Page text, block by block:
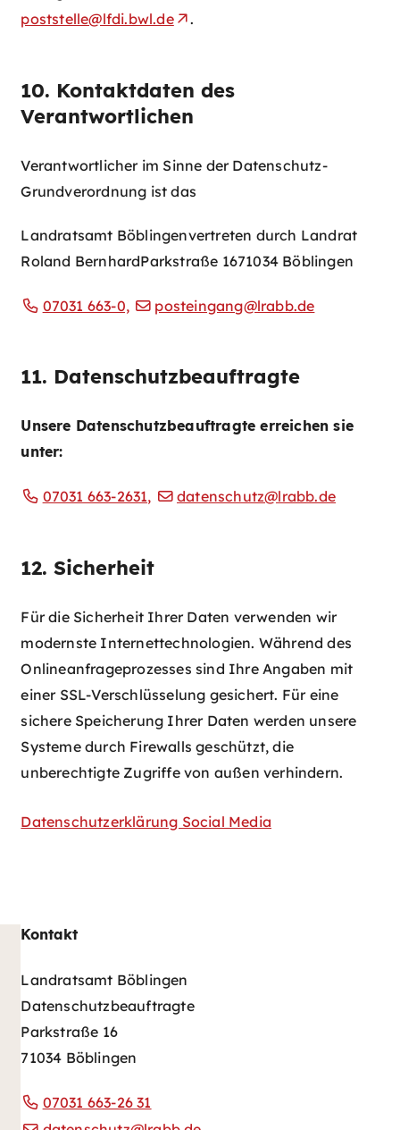
poststelle@lfdi.bwl.de
.
10. Kontaktdaten des
Verantwortlichen
Verantwortlicher im Sinne der Datenschutz-
Grundverordnung ist das
Landratsamt Böblingenvertreten durch Landrat
Roland BernhardParkstraße 1671034 Böblingen
07031 663-0, posteingang@lrabb.de
11. Datenschutzbeauftragte
Unsere Datenschutzbeauftragte erreichen sie
unter:
07031 663-2631, datenschutz@lrabb.de
12. Sicherheit
Für die Sicherheit Ihrer Daten verwenden wir
modernste Internettechnologien. Während des
Onlineanfrageprozesses sind Ihre Angaben mit
einer SSL-Verschlüsselung gesichert. Für eine
sichere Speicherung Ihrer Daten werden unsere
Systeme durch Firewalls geschützt, die
unberechtigte Zugriffe von außen verhindern.
Datenschutzerklärung Social Media
Kontakt
Landratsamt Böblingen
Datenschutzbeauftragte
Parkstraße 16
71034 Böblingen
07031 663-26 31